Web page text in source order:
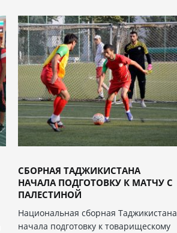
СБОРНАЯ ТАДЖИКИСТАНА
НАЧАЛА ПОДГОТОВКУ К МАТЧУ С
ПАЛЕСТИНОЙ
Национальная сборная Таджикистана
начала подготовку к товарищескому